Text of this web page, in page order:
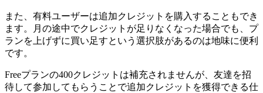
また、有料ユーザーは追加クレジットを購入することもでき
ます。月の途中でクレジットが足りなくなった場合でも、プ
ランを上げずに買い足すという選択肢があるのは地味に便利
です。
Freeプランの400クレジットは補充されませんが、友達を招
待して参加してもらうことで追加クレジットを獲得できる仕